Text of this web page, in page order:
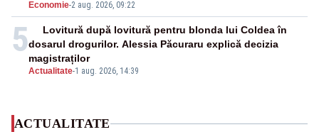
Economie-2 aug. 2026, 09:22
5
Actualitate-1 aug. 2026, 14:39
Lovitură după lovitură pentru blonda lui Coldea în
dosarul drogurilor. Alessia Păcuraru explică decizia
magistraților
ACTUALITATE